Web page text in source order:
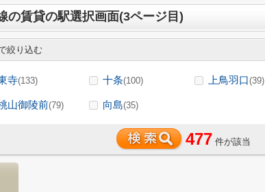
の賃貸の駅選択画面(3ページ目)
絞り込む
寺(133) 十条(100) 上鳥羽口(39)
山御陵前(79) 向島(35)
477 件が該当